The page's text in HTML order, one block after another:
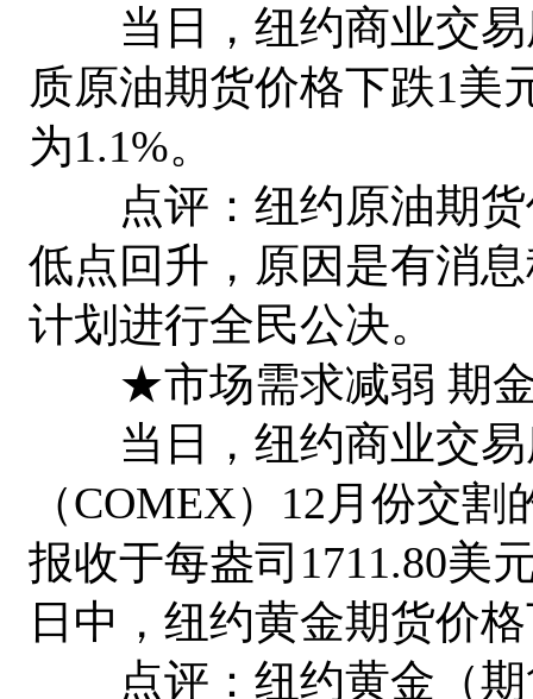
当日，纽约商业交易
质原油期货价格下跌1美
为1.1%。
点评：纽约原油期货
低点回升，原因是有消
计划进行全民公决。
★市场需求减弱 期金
当日，纽约商业交易
（COMEX）12月份交
报收于每盎司1711.80美
日中，纽约黄金期货价
点评：纽约黄金（期